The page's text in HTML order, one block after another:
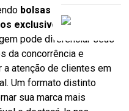
bolsas com
exclusivosA
pode diferenciar seus
da concorrência e
a atenção de clientes em
Um formato distinto
sua marca mais